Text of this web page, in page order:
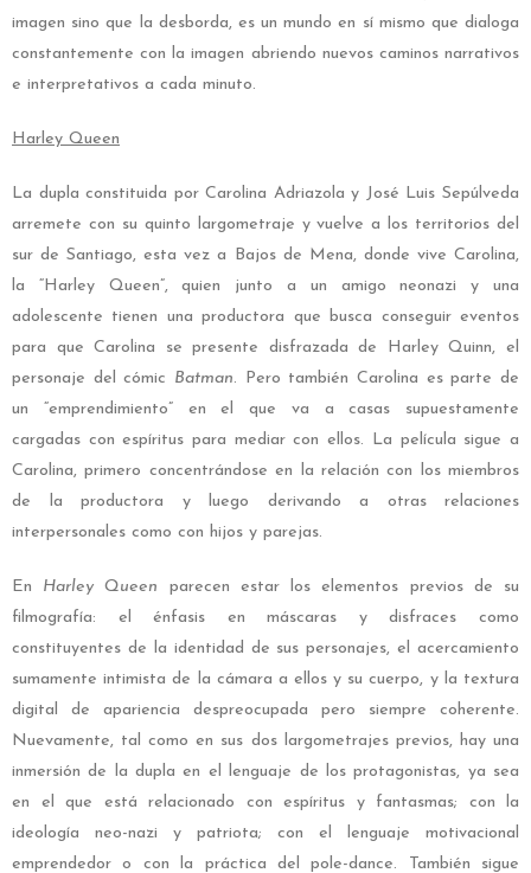
imagen sino que la desborda, es un mundo en sí mismo que dialoga
constantemente con la imagen abriendo nuevos caminos narrativos
e interpretativos a cada minuto.
Harley Queen
La dupla constituida por Carolina Adriazola y José Luis Sepúlveda
arremete con su quinto largometraje y vuelve a los territorios del
sur de Santiago, esta vez a Bajos de Mena, donde vive Carolina,
la “Harley Queen”, quien junto a un amigo neonazi y una
adolescente tienen una productora que busca conseguir eventos
para que Carolina se presente disfrazada de Harley Quinn, el
personaje del cómic Batman. Pero también Carolina es parte de
un “emprendimiento” en el que va a casas supuestamente
cargadas con espíritus para mediar con ellos. La película sigue a
Carolina, primero concentrándose en la relación con los miembros
de la productora y luego derivando a otras relaciones
interpersonales como con hijos y parejas.
En Harley Queen parecen estar los elementos previos de su
filmografía: el énfasis en máscaras y disfraces como
constituyentes de la identidad de sus personajes, el acercamiento
sumamente intimista de la cámara a ellos y su cuerpo, y la textura
digital de apariencia despreocupada pero siempre coherente.
Nuevamente, tal como en sus dos largometrajes previos, hay una
inmersión de la dupla en el lenguaje de los protagonistas, ya sea
en el que está relacionado con espíritus y fantasmas; con la
ideología neo-nazi y patriota; con el lenguaje motivacional
emprendedor o con la práctica del pole-dance. También sigue